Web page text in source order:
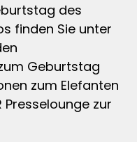
des
finden Sie unter
Geburtstag
zum Elefanten
Presselounge zur